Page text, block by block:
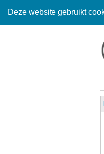
Deze website gebruikt